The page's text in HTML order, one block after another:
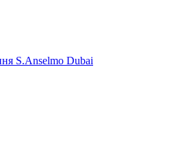
S.Anselmo Dubai